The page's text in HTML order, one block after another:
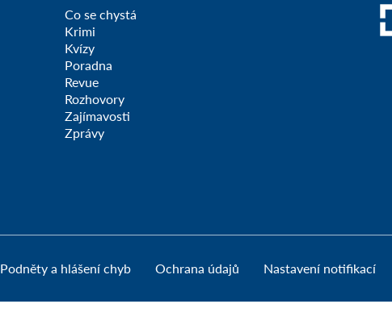
Co se chystá
Krimi
Kvízy
Poradna
Revue
Rozhovory
Zajímavosti
Zprávy
Podněty a hlášení chyb Ochrana údajů Nastavení notifikací